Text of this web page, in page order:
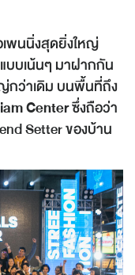
พนนิ่งสุดยิ่งใหญ่
แบบเน้นๆ มาฝากกัน
กว่าเดิม บนพื้นที่ถึง
Centerซึ่งถือว่า
Setter ของบ้าน